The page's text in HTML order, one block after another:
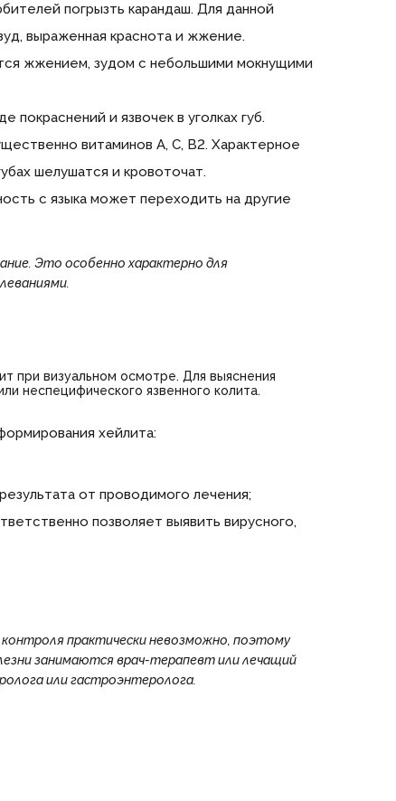
погрызть карандаш. Для данной
выраженная краснота и жжение.
жжением, зудом с небольшими мокнущими
и язвочек в уголках губ.
витаминов А, С, В2. Характерное
шелушатся и кровоточат.
с языка может переходить на другие
Это особенно характерно для
при визуальном осмотре. Для выяснения
неспецифического язвенного колита.
хейлита:
от проводимого лечения;
позволяет выявить вирусного,
контроля практически невозможно, поэтому
занимаются врач-терапевт или лечащий
или гастроэнтеролога.